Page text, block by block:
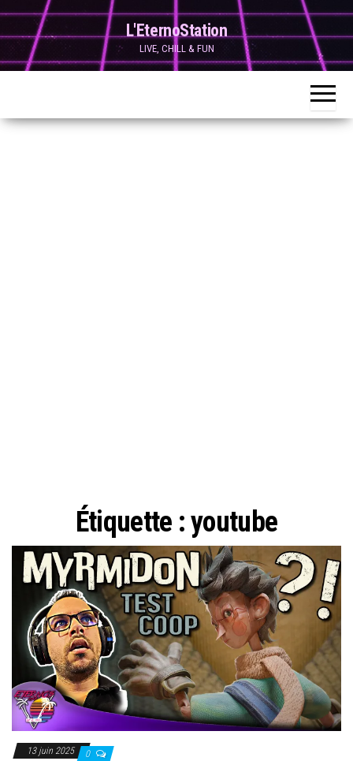
Skip
to
content
L'EternoStation
LIVE, CHILL & FUN
Étiquette :youtube
13 juin 2025 0